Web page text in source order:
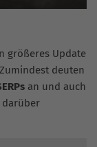
größeres Update
deuten
an und auch